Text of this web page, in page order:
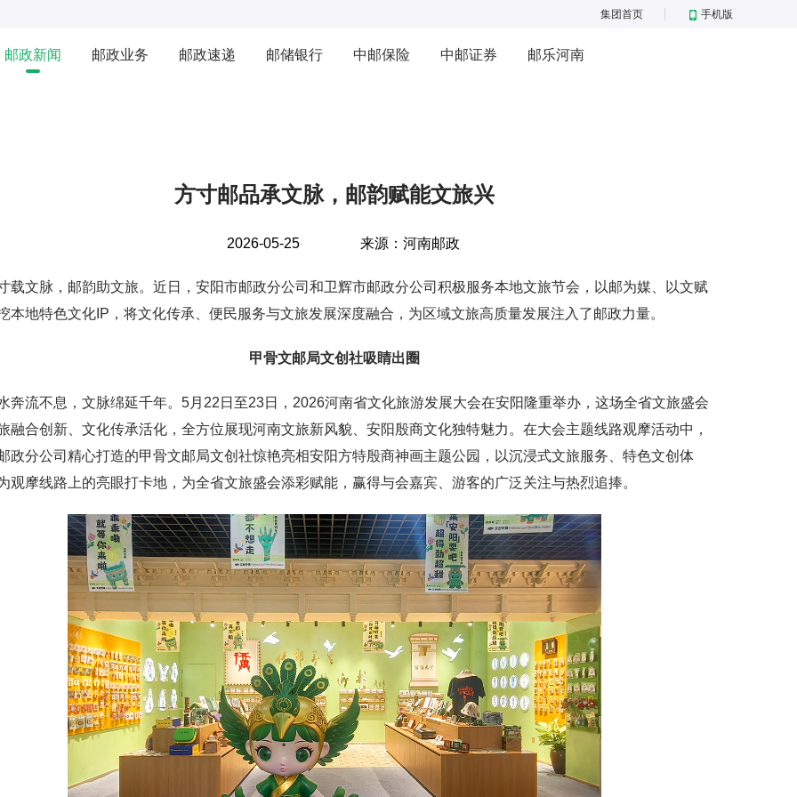
集团首页 手机版
邮政新闻 邮政业务 邮政速递 邮储银行 中邮保险 中邮证券 邮乐河南
方寸邮品承文脉，邮韵赋能文旅兴
2026-05-25 来源： 河南邮政
脉，邮韵助文旅。近日，安阳市邮政分公司和卫辉市邮政分公司积极服务本地文旅节会，以邮为媒、以文赋
本地特色文化IP，将文化传承、便民服务与文旅发展深度融合，为区域文旅高质量发展注入了邮政力量。
甲骨文邮局文创社吸睛出圈
不息，文脉绵延千年。5月22日至23日，2026河南省文化旅游发展大会在安阳隆重举办，这场全省文旅盛会
融合创新、文化传承活化，全方位展现河南文旅新风貌、安阳殷商文化独特魅力。在大会主题线路观摩活动中，
政分公司精心打造的甲骨文邮局文创社惊艳亮相安阳方特殷商神画主题公园，以沉浸式文旅服务、特色文创体
观摩线路上的亮眼打卡地，为全省文旅盛会添彩赋能，赢得与会嘉宾、游客的广泛关注与热烈追捧。